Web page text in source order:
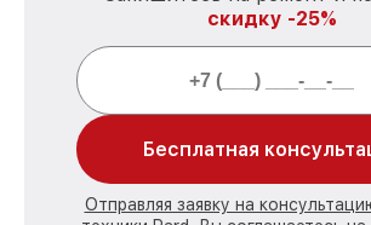
скидку -25%
Бесплатная
Отправляя заявку на